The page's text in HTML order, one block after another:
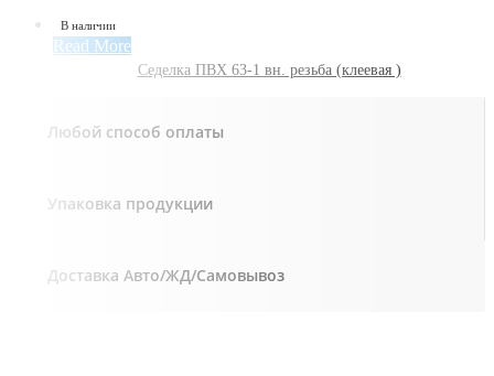
В наличии
Read More
Седелка ПВХ 63-1 вн. резьба (клеевая )
Любой способ оплаты
Упаковка продукции
Доставка Авто/ЖД/Самовывоз